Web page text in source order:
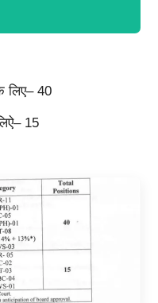
लिए– 40
15